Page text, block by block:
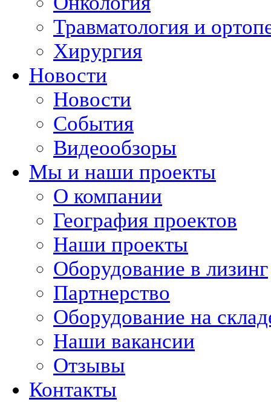
Травматология и
Хирургия
Новости
Новости
События
Видеообзоры
Мы и наши проекты
О компании
География проектов
Наши проекты
Оборудование в лизинг
Партнерство
Оборудование на
Наши вакансии
Отзывы
Контакты